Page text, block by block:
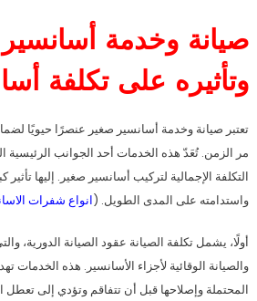
صيانة وخدمة
وتأثيره على تكلفة
تعتبر صيانة وخدمة أسانسير صغير عنصرًا حيويًا
مر الزمن. تُعَدّ هذه الخدمات أحد الجوانب
التكلفة الإجمالية لتركيب أسانسير صغير. إليها تأثير
واستدامته على المدى الطويل. (انواع شفرات
أولًا، يشمل تكلفة الصيانة عقود الصيانة الدورية،
والصيانة الوقائية لأجزاء الأسانسير. هذه
المحتملة وإصلاحها قبل أن تتفاقم وتؤدي إلى تعطل